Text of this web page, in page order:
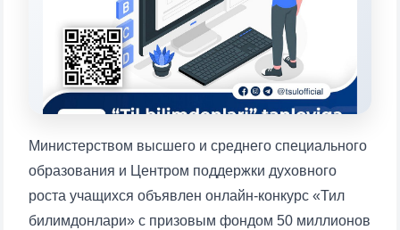
Министерством высшего и среднего специального
образования и Центром поддержки духовного
роста учащихся объявлен онлайн-конкурс «Тил
билимдонлари» с призовым фондом 50 миллионов
1. Документы (бакалавр) (5)
3. Собеседование (бакалавр) (8)
4. Собеседование (магистр) (5) 5. Стоимость обучения (2)
6. Онлайн-заявки (15) 7. Колл-центр (4)
8. Квота (бакалавриат) (1) 9. Квота (магистратура) (1)
✉️ Написать администратору